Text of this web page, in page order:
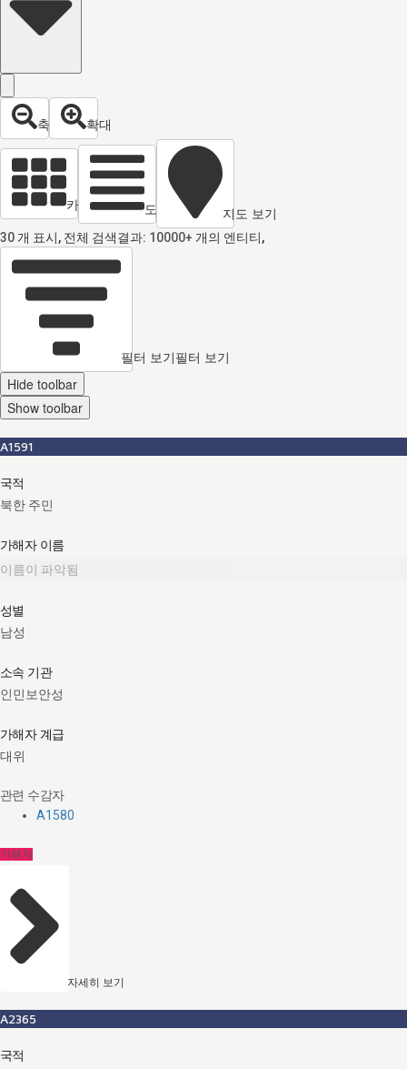
축소 확대
카드 열람 도면 보기 지도 보기
30개 표시, 전체 검색결과: 10000+ 개의 엔티티,
필터 보기필터 보기
Hide toolbar
Show toolbar
A1591
국적
북한 주민
가해자 이름
이름이 파악됨
성별
남성
소속 기관
인민보안성
가해자 계급
대위
관련 수감자
A1580
가해자
자세히 보기
A2365
국적